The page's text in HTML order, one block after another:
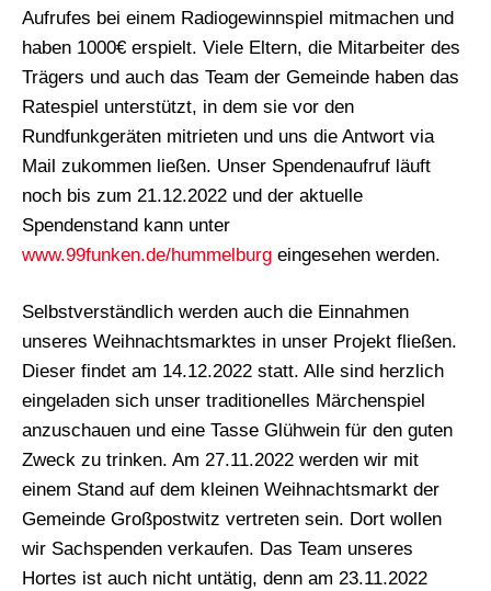
Aufrufes bei einem Radiogewinnspiel mitmachen und
haben 1000€ erspielt. Viele Eltern, die Mitarbeiter des
Trägers und auch das Team der Gemeinde haben das
Ratespiel unterstützt, in dem sie vor den
Rundfunkgeräten mitrieten und uns die Antwort via
Mail zukommen ließen. Unser Spendenaufruf läuft
noch bis zum 21.12.2022 und der aktuelle
Spendenstand kann unter
www.99funken.de/hummelburg eingesehen werden.
Selbstverständlich werden auch die Einnahmen
unseres Weihnachtsmarktes in unser Projekt fließen.
Dieser findet am 14.12.2022 statt. Alle sind herzlich
eingeladen sich unser traditionelles Märchenspiel
anzuschauen und eine Tasse Glühwein für den guten
Zweck zu trinken. Am 27.11.2022 werden wir mit
einem Stand auf dem kleinen Weihnachtsmarkt der
Gemeinde Großpostwitz vertreten sein. Dort wollen
wir Sachspenden verkaufen. Das Team unseres
Hortes ist auch nicht untätig, denn am 23.11.2022